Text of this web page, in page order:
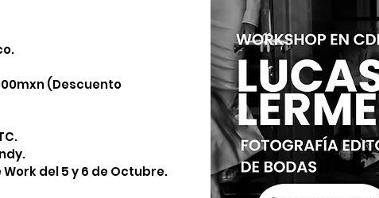
(Descuento
del 5 y 6 de Octubre.